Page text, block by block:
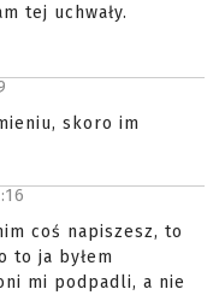
tej uchwały.
skoro im
coś napiszesz, to
to ja byłem
mi podpadli, a nie